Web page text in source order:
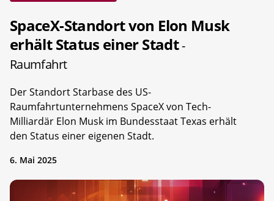
SpaceX-Standort von Elon Musk
erhält Status einer Stadt-
Raumfahrt
Der Standort Starbase des US-
Raumfahrtunternehmens SpaceX von Tech-
Milliardär Elon Musk im Bundesstaat Texas erhält
den Status einer eigenen Stadt.
6. Mai 2025